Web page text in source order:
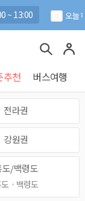
~ 13:00 오늘
추천 버스여행
전라권
강원권
도/백령도
백령도